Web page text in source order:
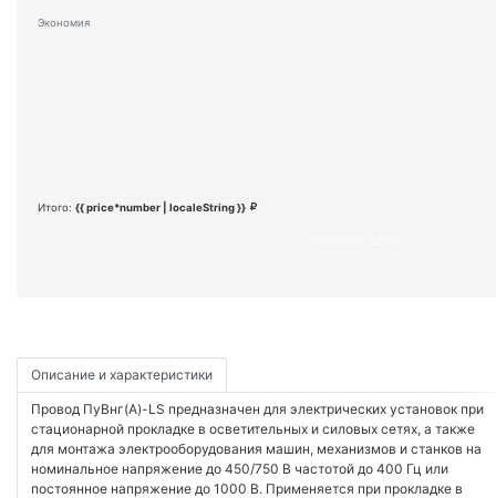
Экономия
Итого: {{ price*number | localeString }}
Описание и характеристики
Провод ПуВнг(А)-LS предназначен для электрических установок при
стационарной прокладке в осветительных и силовых сетях, а также
для монтажа электрооборудования машин, механизмов и станков на
номинальное напряжение до 450/750 В частотой до 400 Гц или
постоянное напряжение до 1000 В. Применяется при прокладке в